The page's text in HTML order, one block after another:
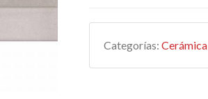
Categorías:Cerámica